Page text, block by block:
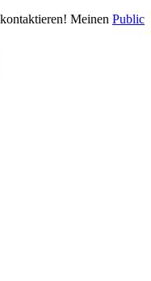
Meinen Public